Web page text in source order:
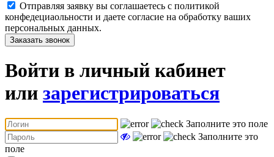
Отправляя заявку вы соглашаетесь с политикой
конфедециаольности и даете согласие на обработку ваших
персональных данных.
Заказать звонок
Войти в личный кабинет
или зарегистрироваться
Заполните это поле
Заполните это
поле